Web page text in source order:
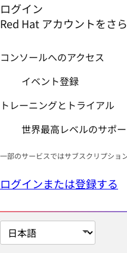
ログイン
Red Hat アカウントをさ
コンソールへのアクセス
イベント登録
トレーニングとトライアル
世界最高レベルのサポ
一部のサービスではサブスクリプショ
ログインまたは登録する
ペ
ー